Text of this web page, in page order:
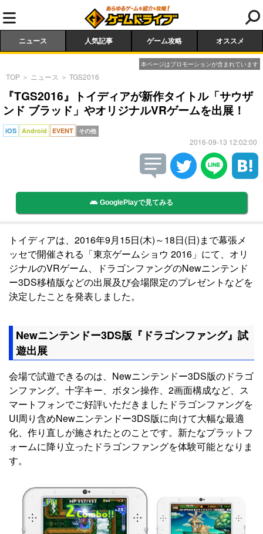
ニュース 人気記事 ゲーム攻略 オススメ
本ページはプロモーションが含まれています
TOP ＞ ニュース ＞ TGS2016
『TGS2016』トイディアが新作タイトル「サウザ
ンド ブラッド」やオリジナルVRゲームを出展！
iOS Android EVENT その他
2016-09-13 12:02:00
GooglePlayで見てみる
トイディアは、2016年9月15日(木)～18日(日)まで幕張メ
ッセで開催される「東京ゲームショウ 2016」にて、オリ
ジナルのVRゲーム、ドラゴンファングのNewニンテンド
ー3DS移植版などの出展及び会場限定のプレゼントなどを
決定したことを発表しました。
Newニンテンドー3DS版『ドラゴンファング』試
遊出展
会場で試遊できるのは、Newニンテンドー3DS版のドラゴ
ンファング。十字キー、ボタン操作、2画面構成など、ス
マートフォンでご好評いただきましたドラゴンファングを
UI周り含めNewニンテンドー3DS版に向けて大幅な最適
化、作り直しが施されたとのことです。新たなプラットフ
ォームに降り立ったドラゴンファングを体験可能となりま
す。